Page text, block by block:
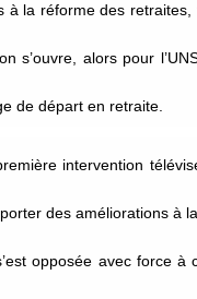
à la réforme des
s’ouvre, alors pour
de départ en retraite.
intervention
des améliorations à
opposée avec force